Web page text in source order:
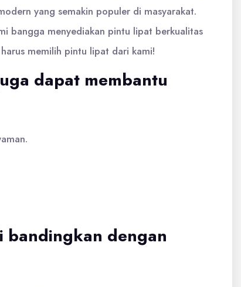
yang semakin populer di masyarakat.
bangga menyediakan pintu lipat berkualitas
memilih pintu lipat dari kami!
dapat membantu
dengan